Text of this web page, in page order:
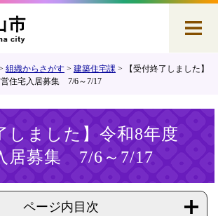
組織からさがす > 建築住宅課 >
【受付終了しました】
住宅入居募集 7/6～7/17
しました】令和8年度
居募集 7/6～7/17
ページ内目次